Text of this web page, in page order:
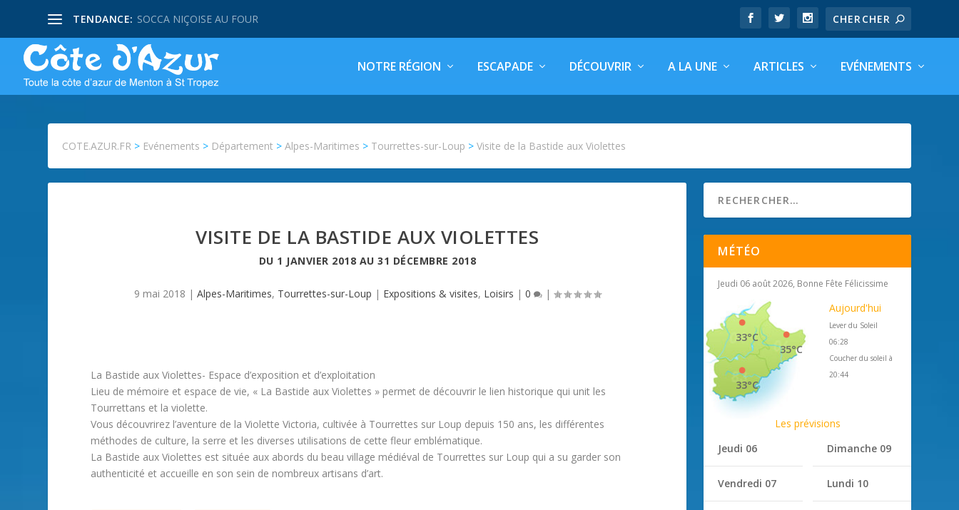
TENDANCE: SOCCA NIÇOISE AU FOUR
NOTRE RÉGION ESCAPADE DÉCOUVRIR A LA UNE ARTICLES EVÉNEMENTS
COTE.AZUR.FR > Evénements > Département >Alpes-Maritimes > Tourrettes-sur-Loup >Visite de la Bastide aux Violettes
VISITE DE LA BASTIDE AUX VIOLETTES
DU 1 JANVIER 2018 AU31 DÉCEMBRE 2018
9 mai 2018 | Alpes-Maritimes, Tourrettes-sur-Loup | Expositions & visites, Loisirs | 0 |
La Bastide aux Violettes- Espace d’exposition et d’exploitation
Lieu de mémoire et espace de vie, « La Bastide aux Violettes » permet de découvrir le lien historique qui unit les
Tourrettans et la violette.
Vous découvrirez l’aventure de la Violette Victoria, cultivée à Tourrettes sur Loup depuis 150 ans, les différentes
méthodes de culture, la serre et les diverses utilisations de cette fleur emblématique.
La Bastide aux Violettes est située aux abords du beau village médiéval de Tourrettes sur Loup qui a su garder son
authenticité et accueille en son sein de nombreux artisans d’art.
MÉTÉO
Jeudi 06 août 2026, Bonne Fête Félicissime
35°C
33°C
33°C
Aujourd'hui
Lever du Soleil
06:28
Coucher du soleil à
20:44
Les prévisions
Jeudi 06
Vendredi 07
Dimanche 09
Lundi 10